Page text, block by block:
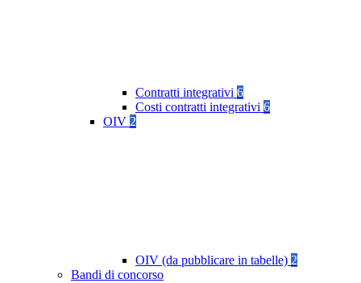
Contratti integrativi 6
Costi contratti integrativi 6
OIV 2
OIV (da pubblicare in tabelle) 2
Bandi di concorso